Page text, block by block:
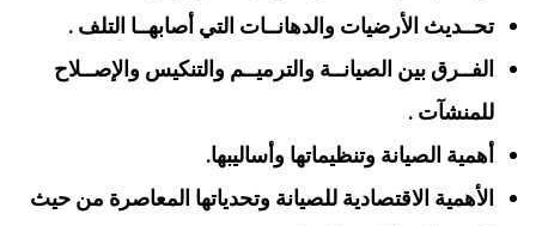
تحــديث الأرضيات والدهانــات التي أصابهــا التلف .
الفــرق بين الصيانــة والترميــم والتنكيس والإصــلاح
للمنشآت .
أهمية الصيانة وتنظيماتها وأساليبها.
الأهمية الاقتصادية للصيانة وتحدياتها المعاصرة من حيث